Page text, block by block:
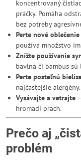
koncentrovaný
práčky. Pomáha
bez potreby
Perte nové
používa množstvo
Znížte používanie
bavlna či bambus
Perte posteľnú
najčastejšie alergény.
Vysávajte a vetrajte
hromadí prach.
Prečo aj
problém